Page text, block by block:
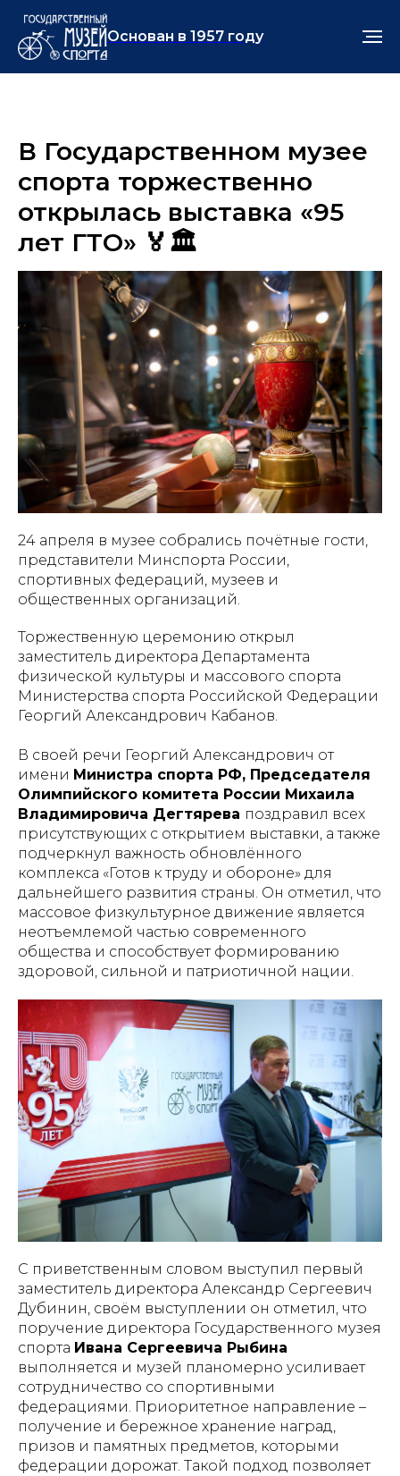
Основан в 1957 году
В Государственном музее
спорта торжественно
открылась выставка «95
лет ГТО» 🏅🏛️
24 апреля в музее собрались почётные гости,
представители Минспорта России,
спортивных федераций, музеев и
общественных организаций.
Торжественную церемонию открыл
заместитель директора Департамента
физической культуры и массового спорта
Министерства спорта Российской Федерации
Георгий Александрович Кабанов.
В своей речи Георгий Александрович от
имени Министра спорта РФ, Председателя
Олимпийского комитета России Михаила
Владимировича Дегтярева поздравил всех
присутствующих с открытием выставки, а также
подчеркнул важность обновлённого
комплекса «Готов к труду и обороне» для
дальнейшего развития страны. Он отметил, что
массовое физкультурное движение является
неотъемлемой частью современного
общества и способствует формированию
здоровой, сильной и патриотичной нации.
С приветственным словом выступил первый
заместитель директора Александр Сергеевич
Дубинин, своём выступлении он отметил, что
поручение директора Государственного музея
спорта Ивана Сергеевича Рыбина
выполняется и музей планомерно усиливает
сотрудничество со спортивными
федерациями. Приоритетное направление –
получение и бережное хранение наград,
призов и памятных предметов, которыми
федерации дорожат. Такой подход позволяет